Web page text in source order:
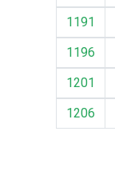
1191
1196
1201
1206